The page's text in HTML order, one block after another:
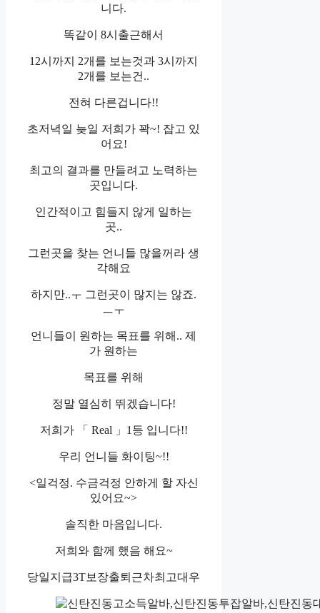
니다.
똑같이 8시출근해서
12시까지 2개를 보는것과 3시까지
2개를 보는건..
전혀 다른겁니다!!
초저녁일 늦일 저희가 꽉~! 잡고 있
어요!
최고의 결과를 만들려고 노력하는
곳입니다.
인간적이고 힘들지 않게 일하는
곳..
그런곳을 찾는 언니들 많을꺼라 생
각해요
하지만..ㅜ 그런곳이 많지는 않죠.
ㅡㅜ
언니들이 원하는 목표를 위해.. 제
가 원하는
목표를 위해
정말 열심히 뛰겠습니다!
저희가 「 Real 」1등 입니다!!
우리 언니들 화이팅~!!
<일걱정. 수금걱정 안하게 할 자신
있어요~>
솔직한 마음입니다.
저희와 함께 했음 해요~
당일지급3T보장출퇴근차최고대우